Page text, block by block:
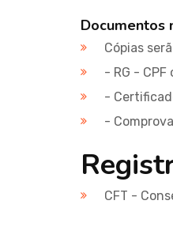
Documentos
Cópias
- RG -
-
-
CFT -